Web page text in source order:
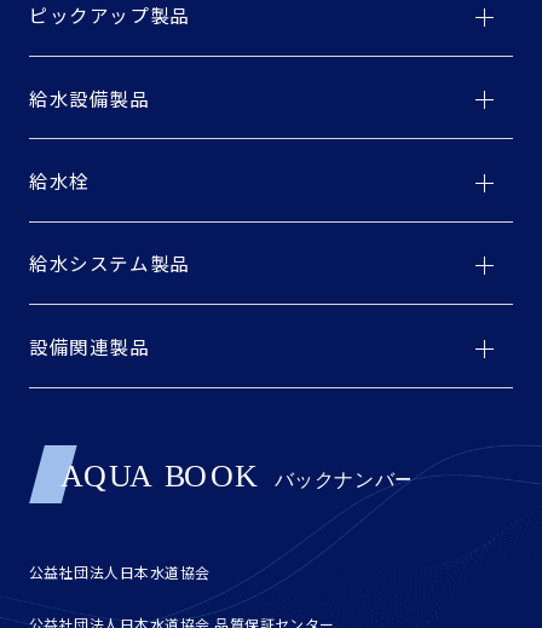
ピックアップ製品
給水設備製品
給水栓
給水システム製品
設備関連製品
公益社団法人日本水道協会
公益社団法人日本水道協会 品質保証センター